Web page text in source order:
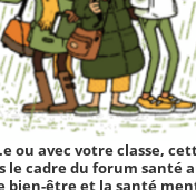
ou avec votre classe,
le cadre du forum santé
bien-être et la santé